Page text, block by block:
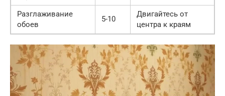
Разглаживание
обоев
5-10
Двигайтесь от
центра к краям